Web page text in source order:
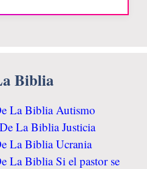
Biblia
La Biblia Autismo
La Biblia Justicia
La Biblia Ucrania
La Biblia Si el pastor se